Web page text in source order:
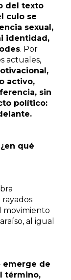
del texto
culo se
sexual,
identidad,
. Por
actuales,
activo,
sin
político:
qué
movimiento
al igual
emerge de
término,